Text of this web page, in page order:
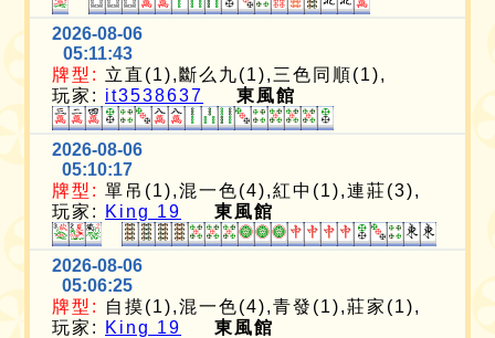
2026-08-06
05:11:43
牌型: 立直(1),斷么九(1),三色同順(1),
玩家: it3538637 東風館
2026-08-06
05:10:17
牌型: 單吊(1),混一色(4),紅中(1),連莊(3),
玩家:
King 19 東風館
2026-08-06
05:06:25
牌型:
自摸(1),混一色(4),青發(1),莊家(1),
玩家:
King 19 東風館